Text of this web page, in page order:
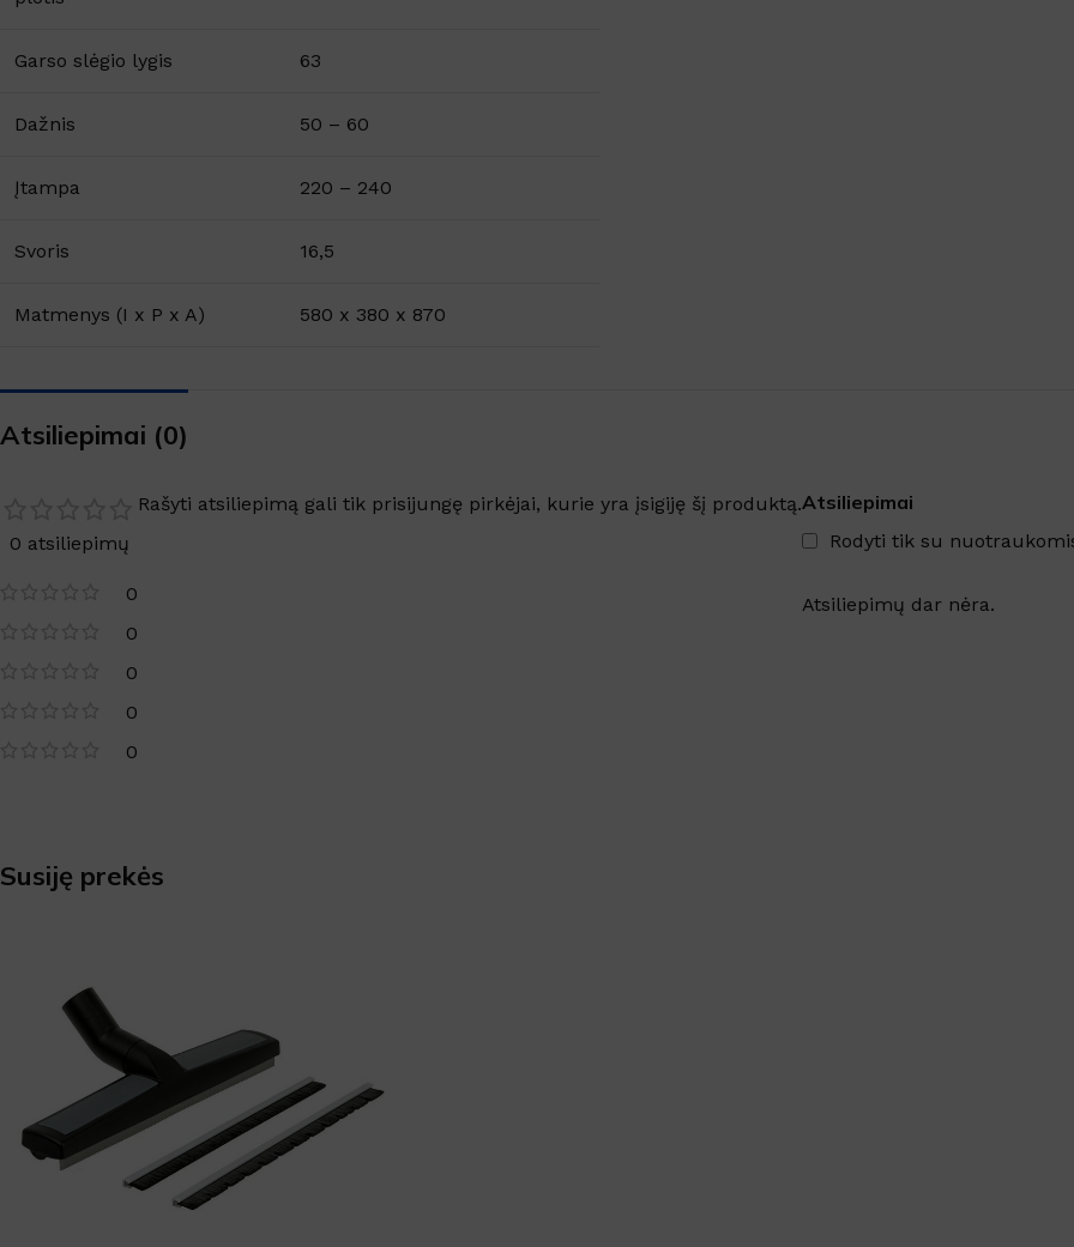
Garso slėgio lygis 63
Dažnis 50 – 60
Įtampa 220 – 240
Svoris 16,5
Matmenys (I x P x A) 580 x 380 x 870
Atsiliepimai (0)
0 atsiliepimų
0
0
0
0
0
Atsiliepimai
Rodyti tik su
Atsiliepimų dar nėra.
Rašyti atsiliepimą gali tik prisijungę pirkėjai, kurie yra įsigiję šį produktą.
Susiję prekės